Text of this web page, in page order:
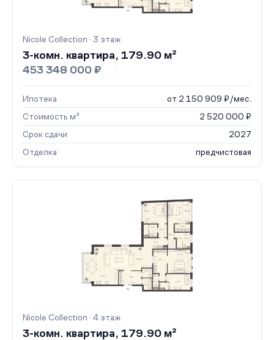
Nicole Collection · 3 этаж
3-комн. квартира, 179.90 м²
453 348 000 ₽
Ипотека
от 2 150 909 ₽/мес.
Стоимость м²
2 520 000 ₽
Срок сдачи
2027
Отделка
предчистовая
Nicole Collection · 4 этаж
3-комн. квартира, 179.90 м²